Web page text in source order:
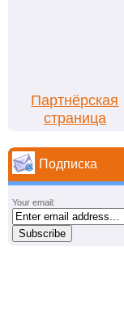
Партнёрская
страница
Подписка
Your email: